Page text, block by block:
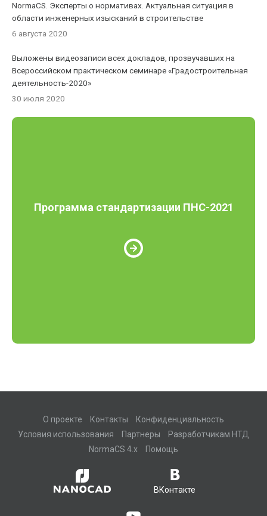
NormaCS. Эксперты о нормативах. Актуальная ситуация в
области инженерных изысканий в строительстве
6 августа 2020
Выложены видеозаписи всех докладов, прозвучавших на
Всероссийском практическом семинаре «Градостроительная
деятельность-2020»
30 июля 2020
Программа стандартизации ПНС-2021
О проекте Контакты
Конфиденциальность
Условия использования
Партнеры
Разработчикам НТД
NormaCS 4.x
Помощь
ВКонтакте